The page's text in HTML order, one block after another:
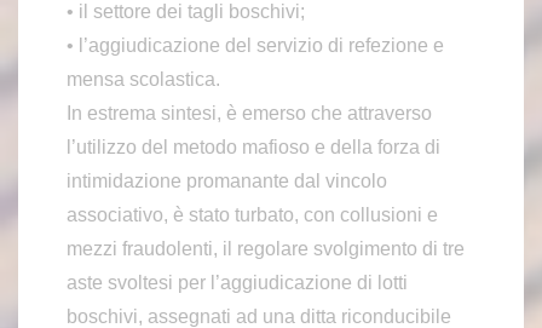
• il settore dei tagli boschivi;
• l’aggiudicazione del servizio di refezione e
mensa scolastica.
In estrema sintesi, è emerso che attraverso
l’utilizzo del metodo mafioso e della forza di
intimidazione promanante dal vincolo
associativo, è stato turbato, con collusioni e
mezzi fraudolenti, il regolare svolgimento di tre
aste svoltesi per l’aggiudicazione di lotti
boschivi, assegnati ad una ditta riconducibile